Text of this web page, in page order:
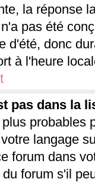
la réponse
pas été
d'été, donc
à l'heure
pas dans la
probables
langage
forum dans
forum s'il